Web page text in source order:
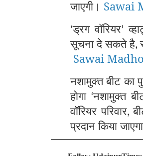
जाएगी। Sawai
‘ड्रग वॉरियर’
सूचना दे सकते है,
Sawai
नशामुक्त बीट का
होगा ‘नशामुक्त
वॉरियर परिवार,
प्रदान किया